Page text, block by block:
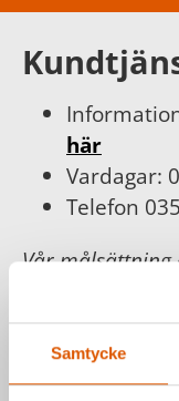
Samtycke
här
Vardagar:
Telefon
Vår
timmar och
För din och vår